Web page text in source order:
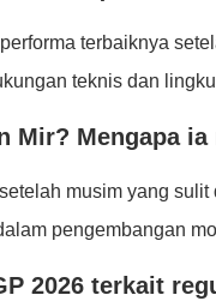
terbaiknya
teknis dan
Mir? Mengapa
musim yang
pengembangan
2026 terkait